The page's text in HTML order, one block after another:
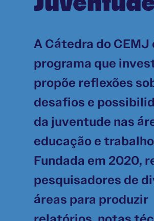
A Cátedra do CEMJ
programa que
propõe reflexões
desafios e
da juventude nas
educação e
Fundada em 2020,
pesquisadores de
áreas para produzir